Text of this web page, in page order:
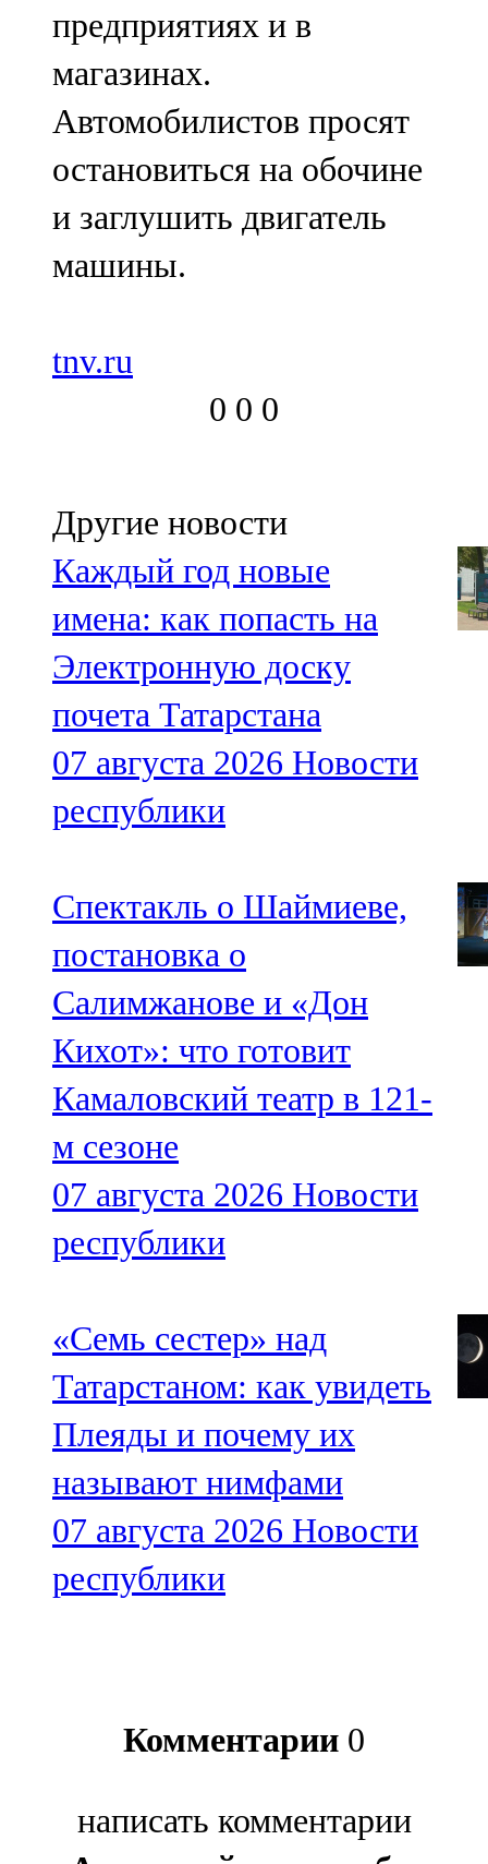
предприятиях и в
магазинах.
Автомобилистов просят
остановиться на обочине
и заглушить двигатель
машины.
tnv.ru
0 0 0
Другие новости
Каждый год новые
имена: как попасть на
Электронную доску
почета Татарстана
07 августа 2026 Новости
республики
Спектакль о Шаймиеве,
постановка о
Салимжанове и «Дон
Кихот»: что готовит
Камаловский театр в 121-
м сезоне
07 августа 2026 Новости
республики
«Семь сестер» над
Татарстаном: как увидеть
Плеяды и почему их
называют нимфами
07 августа 2026 Новости
республики
Комментарии 0
написать комментарии